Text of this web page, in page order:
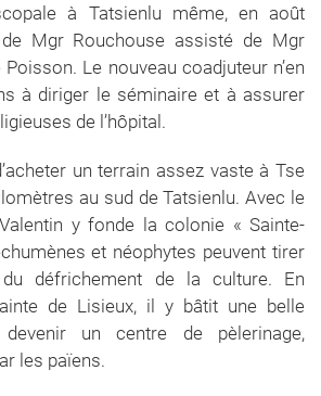
à Tatsienlu même, en août
Mgr Rouchouse assisté de Mgr
Le nouveau coadjuteur n’en
à diriger le séminaire et à assurer
de l’hôpital.
un terrain assez vaste à Tse
au sud de Tatsienlu. Avec le
y fonde la colonie « Sainte-
et néophytes peuvent tirer
défrichement de la culture. En
de Lisieux, il y bâtit une belle
un centre de pèlerinage,
les païens.